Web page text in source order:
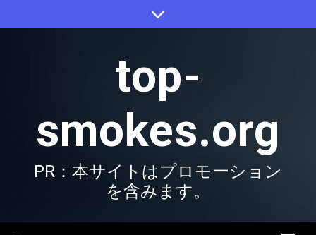
to
top-
smokes.org
PR：本サイトはプロモーション
を含みます。